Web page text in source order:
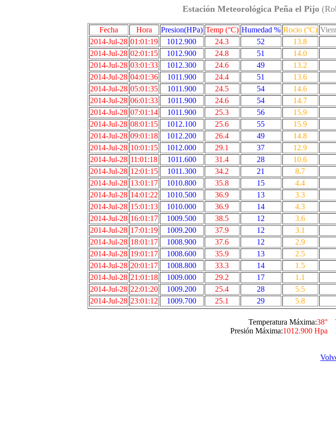
Estación Meteorológica Peña el Pijo
Fecha Hora Presion(HPa) Temp (°C) Humedad % Rocio (°C)
2014-Jul-28 01:01:19 1012.900 24.3 52 13.8
2014-Jul-28 02:01:15 1012.900 24.8 51 14.0
2014-Jul-28 03:01:33 1012.300 24.6 49 13.2
2014-Jul-28 04:01:36 1011.900 24.4 51 13.6
2014-Jul-28 05:01:35 1011.900 24.5 54 14.6
2014-Jul-28 06:01:33 1011.900 24.6 54 14.7
2014-Jul-28 07:01:14 1011.900 25.3 56 15.9
2014-Jul-28 08:01:15 1012.100 25.6 55 15.9
2014-Jul-28 09:01:18 1012.200 26.4 49 14.8
2014-Jul-28 10:01:15 1012.000 29.1 37 12.9
2014-Jul-28 11:01:18 1011.600 31.4 28 10.6
2014-Jul-28 12:01:15 1011.300 34.2 21 8.7
2014-Jul-28 13:01:17 1010.800 35.8 15 4.4
2014-Jul-28 14:01:22 1010.500 36.9 13 3.3
2014-Jul-28 15:01:13 1010.000 36.9 14 4.3
2014-Jul-28 16:01:17 1009.500 38.5 12 3.6
2014-Jul-28 17:01:19 1009.200 37.9 12 3.1
2014-Jul-28 18:01:17 1008.900 37.6 12 2.9
2014-Jul-28 19:01:17 1008.600 35.9 13 2.5
2014-Jul-28 20:01:17 1008.800 33.3 14 1.5
2014-Jul-28 21:01:18 1009.000 29.2 17 1.1
2014-Jul-28 22:01:20 1009.200 25.4 28 5.5
2014-Jul-28 23:01:12 1009.700 25.1 29 5.8
Temperatura Máxima:38°
Presión Máxima:1012.900 Hpa